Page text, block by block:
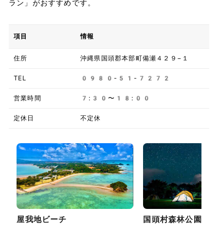
ラン」がおすすめです。
項目 情報
住所 沖縄県国頭郡本部町備瀬４２９−１
TEL 0980-51-7272
営業時間 7:30〜18:00
定休日 不定休
屋我地ビーチ
国頭村森林公園～